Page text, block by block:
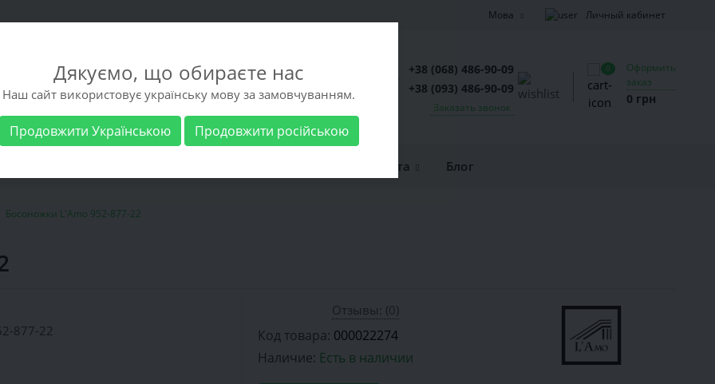
Мова Личный кабинет
+38 (068) 486-90-09
+38 (093) 486-90-09
Заказать звонок
0
Оформить
заказ
0 грн
Доставка и оплата Блог
Босоножки L'Amo 952-877-22
Отзывы: (0)
Код товара: 000022274
Наличие: Есть в наличии
Дякуємо, що обираєте нас
Наш сайт використовує українську мову за замовчуванням.
Продовжити Українською Продовжити російською